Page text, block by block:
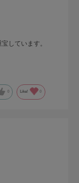
しています。
0 Like! 0